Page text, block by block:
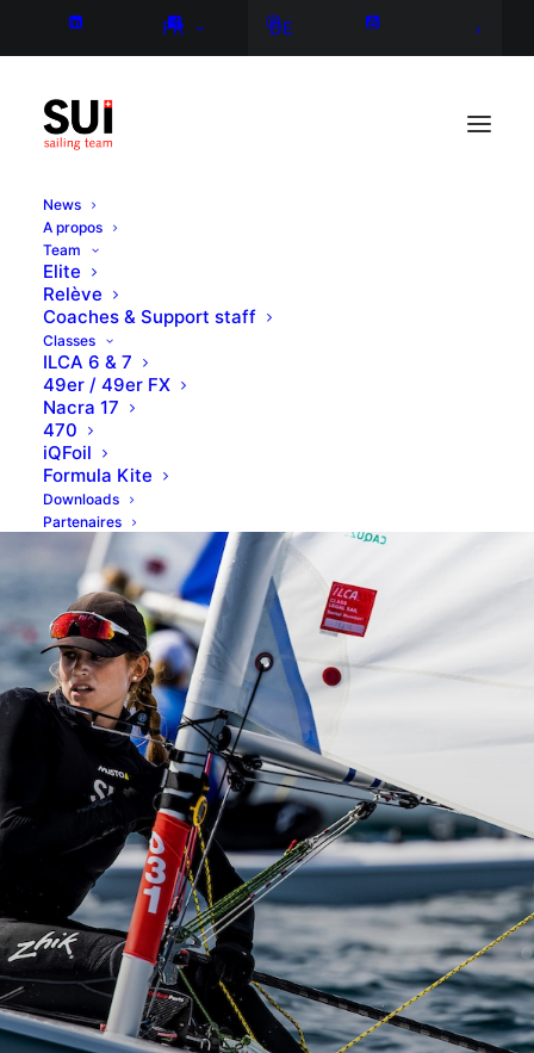
FR DE
News
A propos
Team
Elite
Relève
Coaches & Support staff
Classes
ILCA 6 & 7
49er / 49er FX
Nacra 17
470
iQFoil
Formula Kite
Downloads
Partenaires